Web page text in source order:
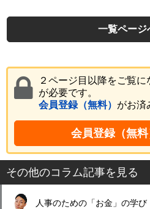
一覧ページ
２ページ目以降をご覧に
が必要です。
会員登録（無料） がお済
会員登録（無
その他のコラム記事を見る
人事のための「お金」の学び